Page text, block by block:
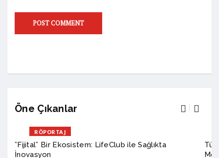
Öne Çıkanlar
RÖPORTAJ
”Fijital” Bir Ekosistem: LifeClub ile Sağlıkta
İnovasyon